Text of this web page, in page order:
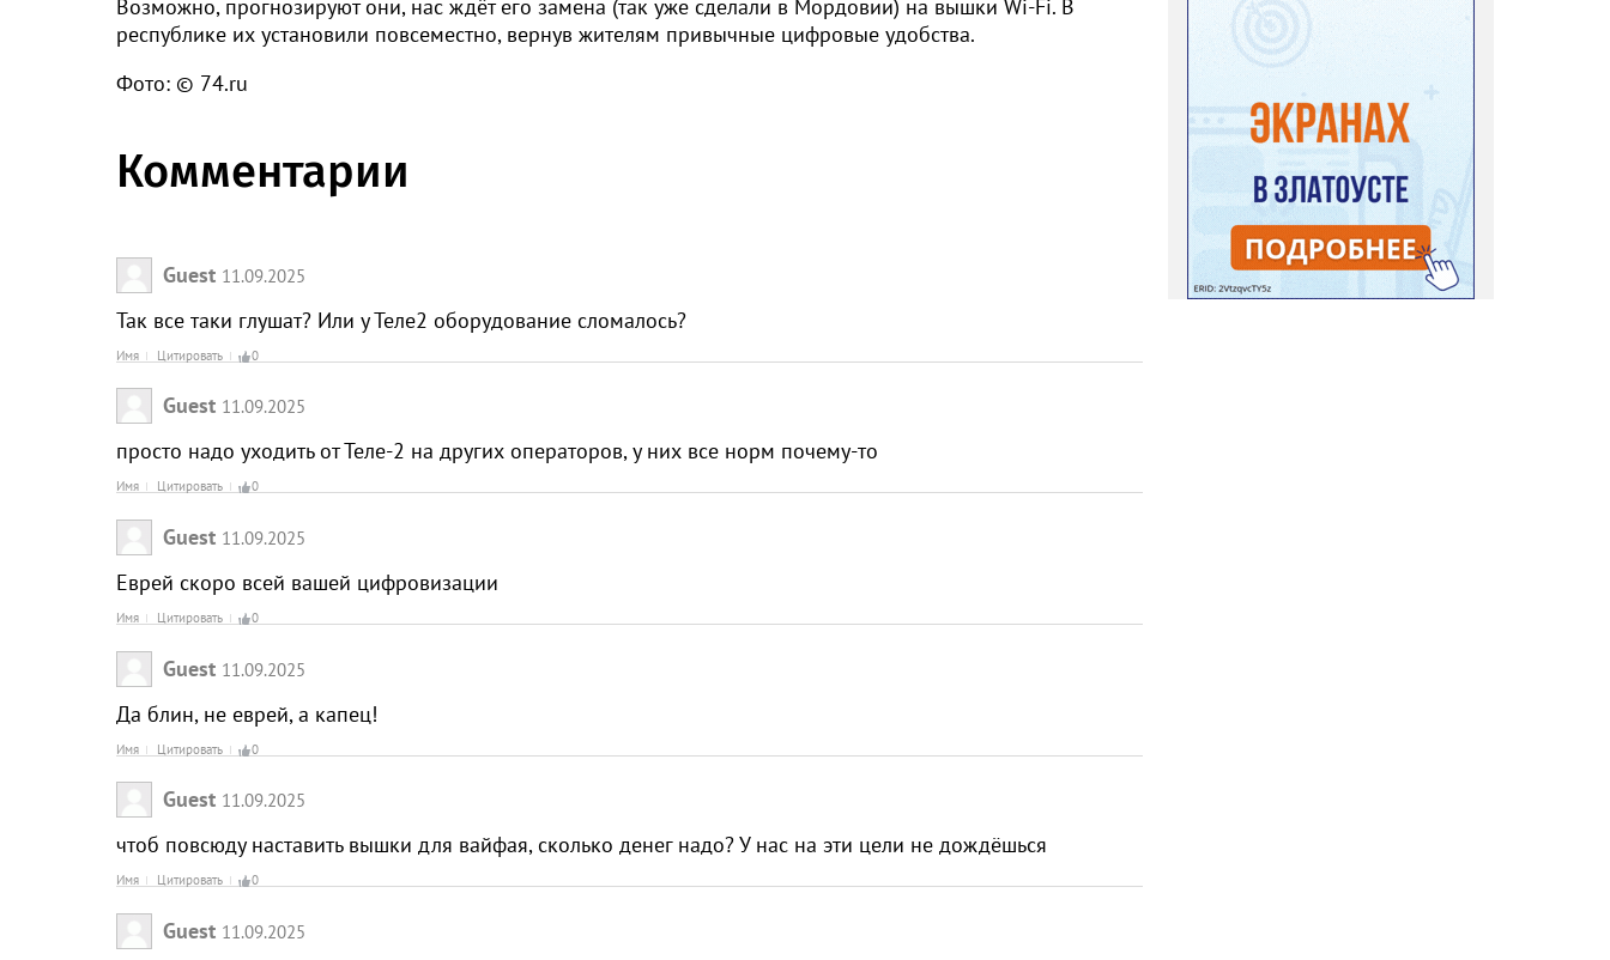
Возможно, прогнозируют они, нас ждёт его замена (так уже сделали в Мордовии) на вышки Wi-Fi. В
республике их установили повсеместно, вернув жителям привычные цифровые удобства.
Фото: © 74.ru
Комментарии
Guest 11.09.2025
Так все таки глушат? Или у Теле2 оборудование сломалось?
Имя Цитировать 0
Guest 11.09.2025
просто надо уходить от Теле-2 на других операторов, у них все норм почему-то
Имя Цитировать 0
Guest 11.09.2025
Еврей скоро всей вашей цифровизации
Имя Цитировать 0
Guest 11.09.2025
Да блин, не еврей, а капец!
Имя Цитировать 0
Guest 11.09.2025
чтоб повсюду наставить вышки для вайфая, сколько денег надо? У нас на эти цели не дождёшься
Имя Цитировать 0
Guest 11.09.2025